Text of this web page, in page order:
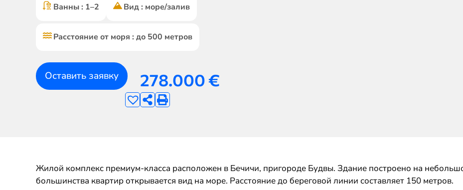
Ванны : 1–2 Вид : море/залив
Расстояние от моря : до 500 метров
Оставить заявку 278.000€
Жилой комплекс премиум-класса расположен в Бечичи, пригороде Будвы. Здание построено на
большинства квартир открывается вид на море. Расстояние до береговой линии составляет 150 метров.